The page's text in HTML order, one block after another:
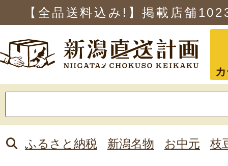
【全品送料込み!】掲載店舗
索:
ふるさと納税 新潟名物 お中元 枝